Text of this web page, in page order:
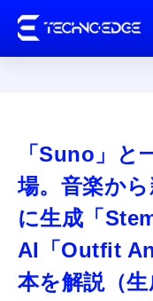
「Suno」と
場。音楽か
に生成「
AI「Outfit
本を解説（